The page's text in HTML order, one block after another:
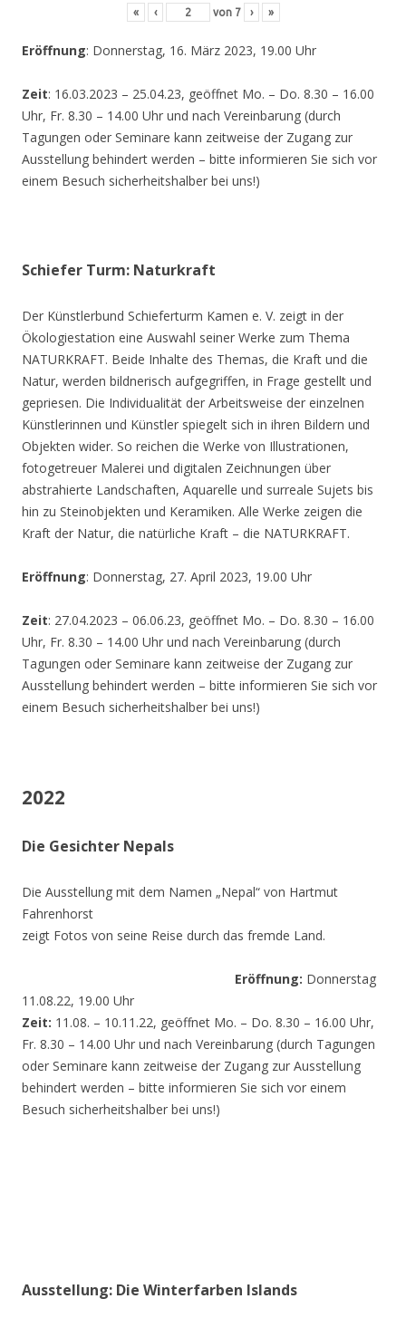
« ‹ von 7 › »
Eröffnung: Donnerstag, 16. März 2023, 19.00 Uhr
Zeit: 16.03.2023 – 25.04.23, geöffnet Mo. – Do. 8.30 – 16.00
Uhr, Fr. 8.30 – 14.00 Uhr und nach Vereinbarung (durch
Tagungen oder Seminare kann zeitweise der Zugang zur
Ausstellung behindert werden – bitte informieren Sie sich vor
einem Besuch sicherheitshalber bei uns!)
Schiefer Turm: Naturkraft
Der Künstlerbund Schieferturm Kamen e. V. zeigt in der
Ökologiestation eine Auswahl seiner Werke zum Thema
NATURKRAFT. Beide Inhalte des Themas, die Kraft und die
Natur, werden bildnerisch aufgegriffen, in Frage gestellt und
gepriesen. Die Individualität der Arbeitsweise der einzelnen
Künstlerinnen und Künstler spiegelt sich in ihren Bildern und
Objekten wider. So reichen die Werke von Illustrationen,
fotogetreuer Malerei und digitalen Zeichnungen über
abstrahierte Landschaften, Aquarelle und surreale Sujets bis
hin zu Steinobjekten und Keramiken. Alle Werke zeigen die
Kraft der Natur, die natürliche Kraft – die NATURKRAFT.
Eröffnung: Donnerstag, 27. April 2023, 19.00 Uhr
Zeit: 27.04.2023 – 06.06.23, geöffnet Mo. – Do. 8.30 – 16.00
Uhr, Fr. 8.30 – 14.00 Uhr und nach Vereinbarung (durch
Tagungen oder Seminare kann zeitweise der Zugang zur
Ausstellung behindert werden – bitte informieren Sie sich vor
einem Besuch sicherheitshalber bei uns!)
2022
Die Gesichter Nepals
Die Ausstellung mit dem Namen „Nepal“ von Hartmut
Fahrenhorst
zeigt Fotos von seine Reise durch das fremde Land.
Eröffnung: Donnerstag
11.08.22, 19.00 Uhr
Zeit: 11.08. – 10.11.22, geöffnet Mo. – Do. 8.30 – 16.00 Uhr,
Fr. 8.30 – 14.00 Uhr und nach Vereinbarung (durch Tagungen
oder Seminare kann zeitweise der Zugang zur Ausstellung
behindert werden – bitte informieren Sie sich vor einem
Besuch sicherheitshalber bei uns!)
Ausstellung: Die Winterfarben Islands